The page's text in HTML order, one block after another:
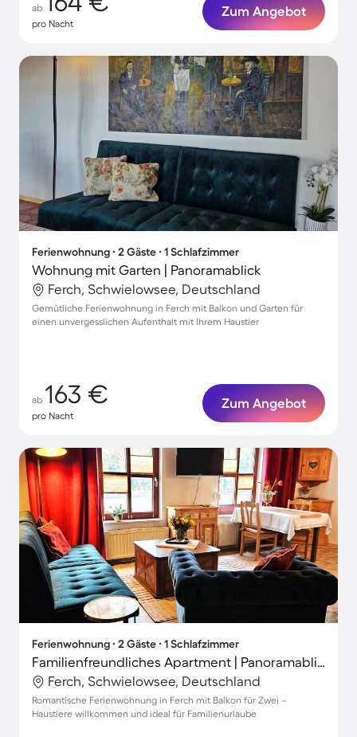
ab
pro Nacht
Zum Angebot
Ferienwohnung ∙ 2 Gäste ∙ 1 Schlafzimmer
Wohnung mit Garten | Panoramablick
Ferch, Schwielowsee, Deutschland
Gemütliche Ferienwohnung in Ferch mit Balkon und Garten für
einen unvergesslichen Aufenthalt mit Ihrem Haustier
ab 163 €
pro Nacht
Zum Angebot
Ferienwohnung ∙ 2 Gäste ∙ 1 Schlafzimmer
Familienfreundliches Apartment | Panoramablick | Nah am Strand | Hunde erlaubt
Ferch, Schwielowsee, Deutschland
Romantische Ferienwohnung in Ferch mit Balkon für Zwei –
Haustiere willkommen und ideal für Familienurlaube